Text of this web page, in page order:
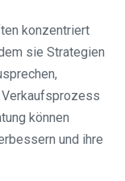
konzentriert
sie Strategien
Verkaufsprozess
können
und ihre